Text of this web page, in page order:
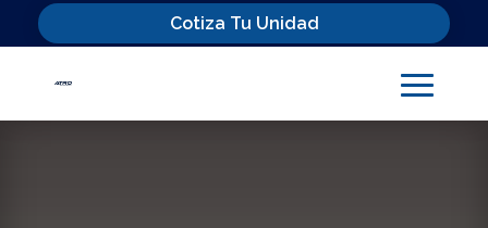
Cotiza Tu Unidad